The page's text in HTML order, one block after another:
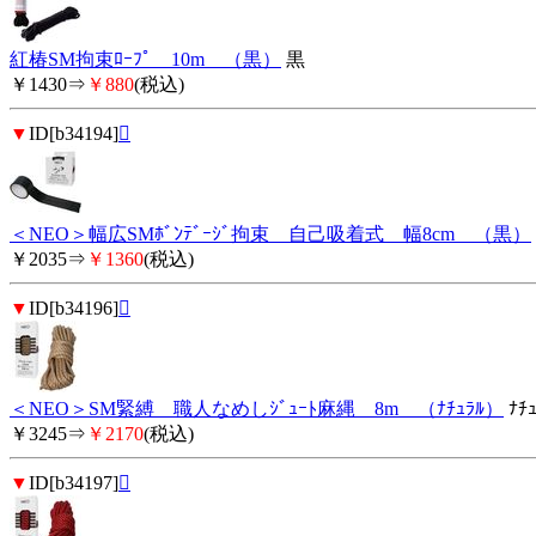
紅椿SM拘束ﾛｰﾌﾟ 10m （黒）
黒
￥1430⇒ ￥880(税込)
▼ID[b34194]
＜NEO＞幅広SMﾎﾞﾝﾃﾞｰｼﾞ拘束 自己吸着式 幅8cm （黒）
￥2035⇒ ￥1360(税込)
▼ID[b34196]
＜NEO＞SM緊縛 職人なめしｼﾞｭｰﾄ麻縄 8m （ﾅﾁｭﾗﾙ）
ﾅﾁ
￥3245⇒ ￥2170(税込)
▼ID[b34197]